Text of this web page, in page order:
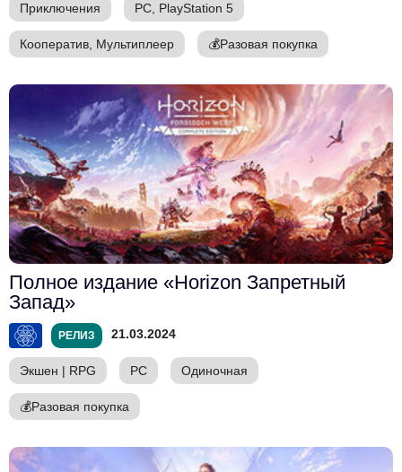
Приключения PC, PlayStation 5
Кооператив, Мультиплеер 💰Разовая покупка
Полное издание «Horizon Запретный
Запад»
РЕЛИЗ 21.03.2024
Экшен | RPG PC Одиночная
💰Разовая покупка